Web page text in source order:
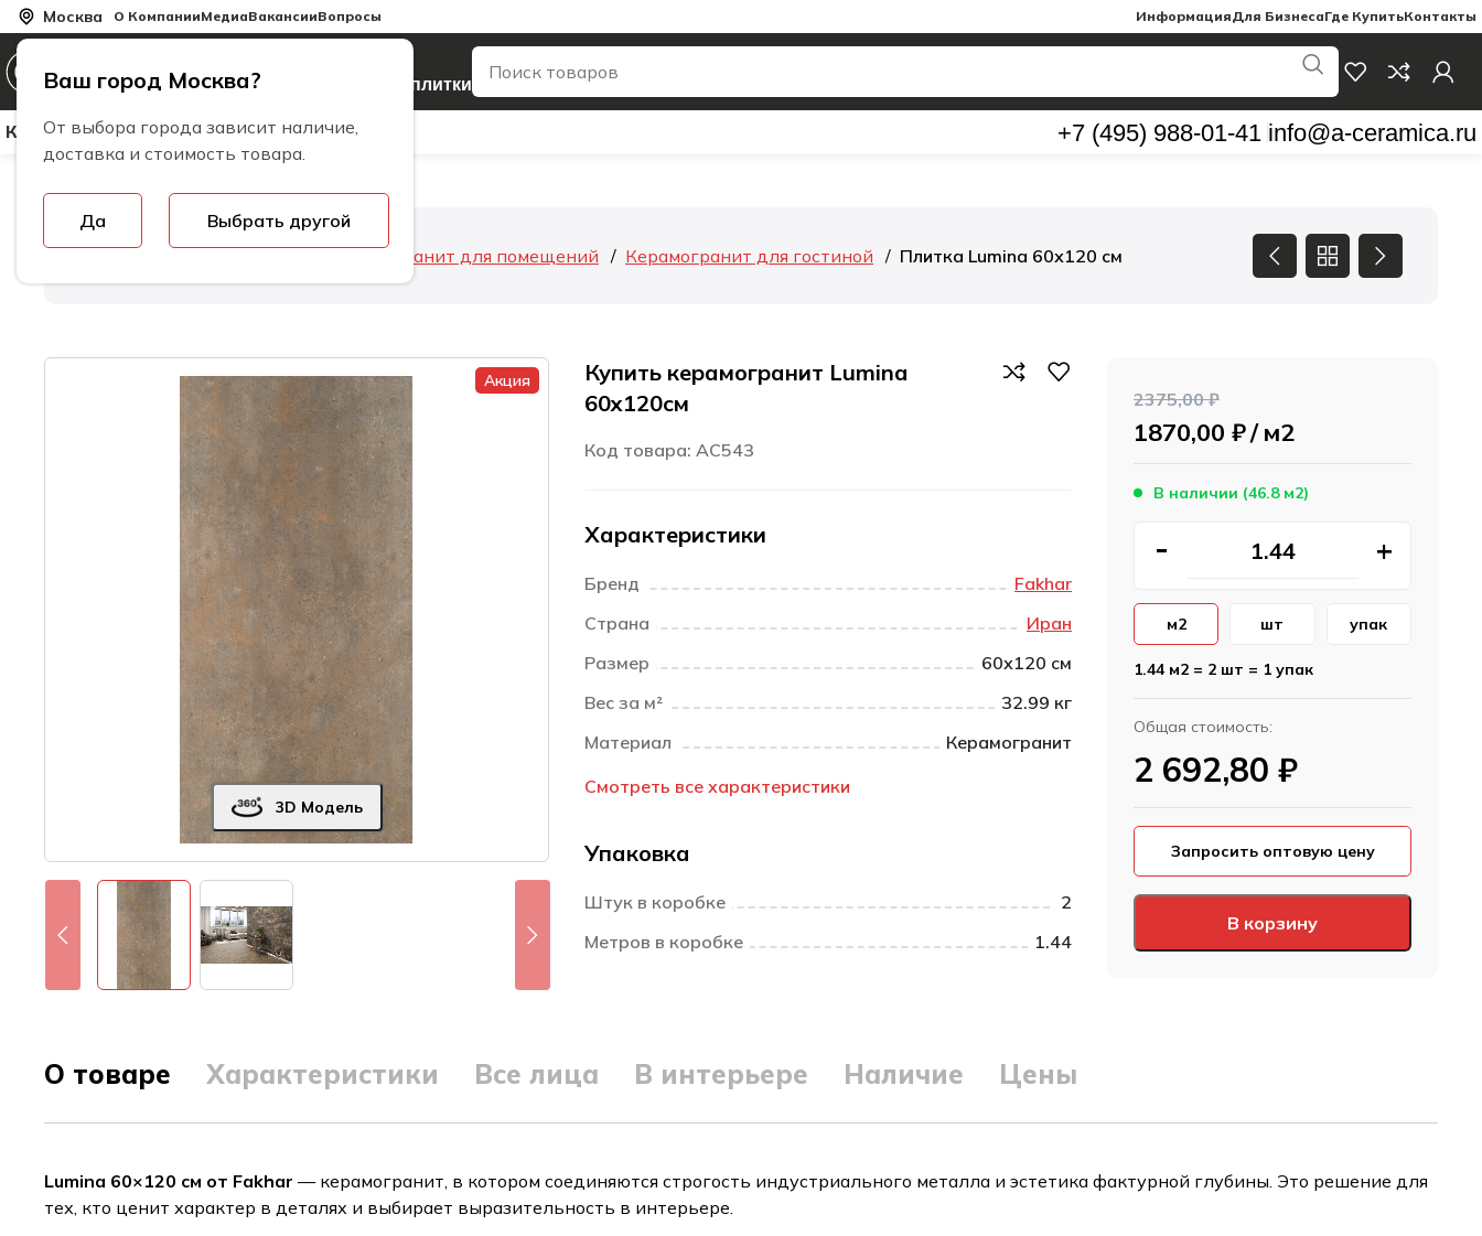
Москва
Ваш город Москва?
От выбора города зависит наличие,
доставка и стоимость товара.
Да Выбрать другой
О КомпанииМедиаВакансииВопросы ИнформацияДля БизнесаГде КупитьКонтакты
керамогранита и плитки
Керамическая ПлиткаКерамогранитБренды +7 (495) 988-01-41 info@a-ceramica.ru
Керамогранит для помещений Керамогранит для гостиной Плитка Lumina 60х120 см
3D Модель
Акция
Купить керамогранит Lumina
60x120см
Код товара: AC543
Характеристики
Бренд
Fakhar
Страна
Иран
Размер
60х120 см
Вес за м²
32.99 кг
Материал
Керамогранит
Смотреть все характеристики
Упаковка
Штук в коробке
2
Метров в коробке
1.44
2375,00₽
1870,00 ₽ м2
В наличии (46.8 м2)
В корзину
м2 шт упак
1.44 м2 = 2 шт = 1 упак
Общая стоимость:
2 692,80 ₽
Запросить оптовую цену
О товаре Характеристики Все лица В интерьере Наличие Цены
Lumina 60×120 см от Fakhar — керамогранит, в котором соединяются строгость индустриального металла и эстетика фактурной глубины. Это решение для
тех, кто ценит характер в деталях и выбирает выразительность в интерьере.